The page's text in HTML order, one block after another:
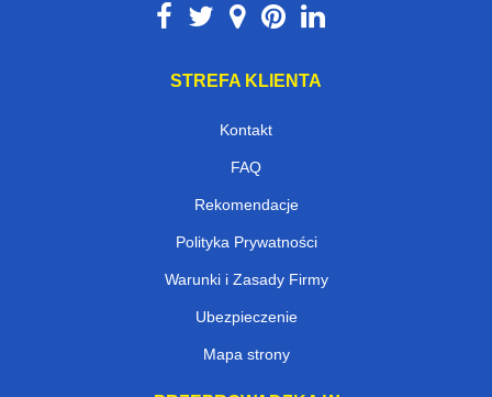
STREFA KLIENTA
Kontakt
FAQ
Rekomendacje
Polityka Prywatności
Warunki i Zasady Firmy
Ubezpieczenie
Mapa strony